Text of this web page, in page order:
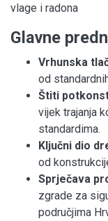
vlage i radona
Glavne
Vrhunska
od
Štiti
vijek trajanja
standardima.
Ključni dio
od
Sprječava
zgrade za
područjima